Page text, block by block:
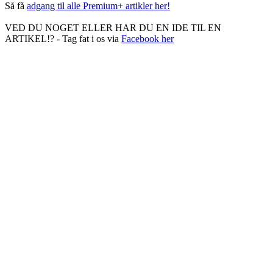
Så få adgang til alle Premium+ artikler her!
VED DU NOGET ELLER HAR DU EN IDE TIL EN
ARTIKEL!? - Tag fat i os via Facebook her